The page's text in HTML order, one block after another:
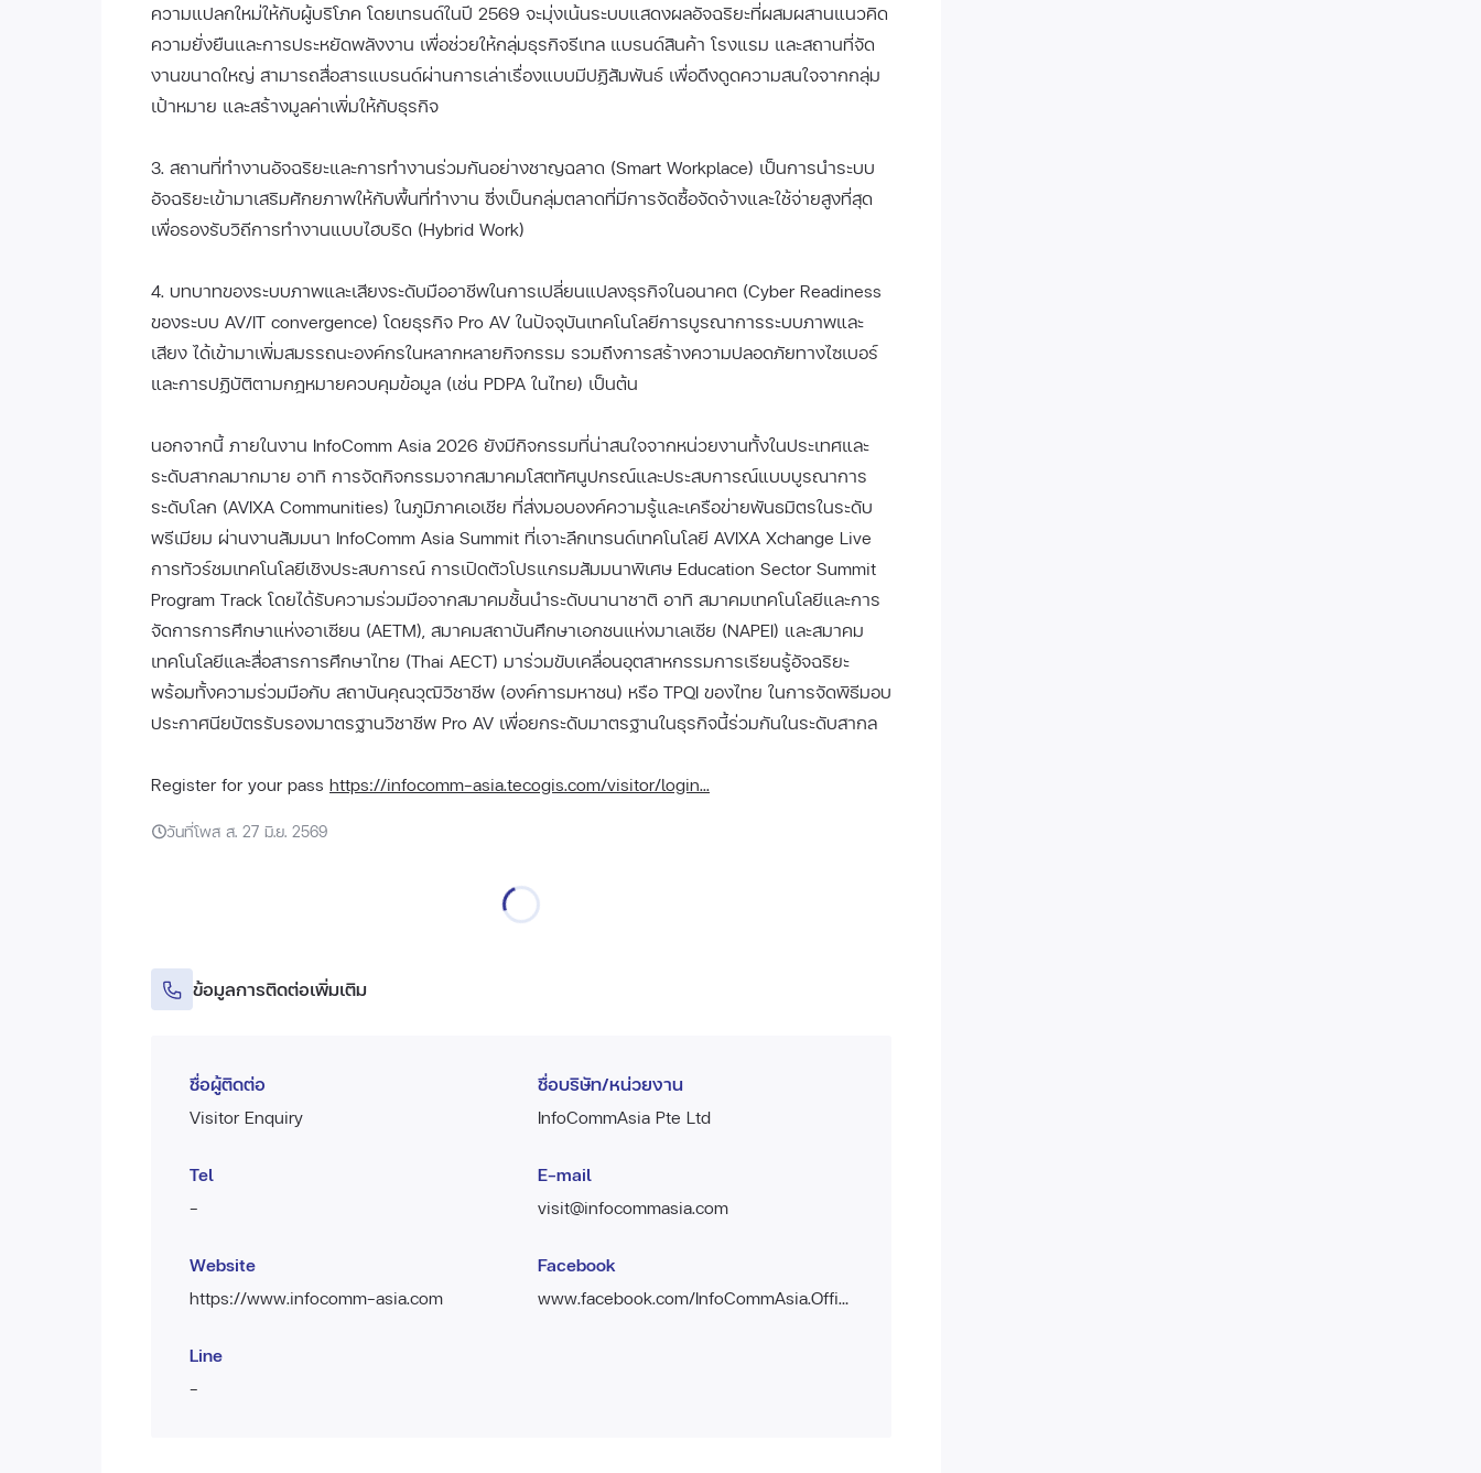
ความแปลกใหม่ให้กับผู้บริโภค โดยเทรนด์ในปี 2569 จะมุ่งเน้นระบบแสดงผลอัจฉริยะที่ผสมผสานแนวคิด
ความยั่งยืนและการประหยัดพลังงาน เพื่อช่วยให้กลุ่มธุรกิจรีเทล แบรนด์สินค้า โรงแรม และสถานที่จัด
งานขนาดใหญ่ สามารถสื่อสารแบรนด์ผ่านการเล่าเรื่องแบบมีปฏิสัมพันธ์ เพื่อดึงดูดความสนใจจากกลุ่ม
เป้าหมาย และสร้างมูลค่าเพิ่มให้กับธุรกิจ
3. สถานที่ทำงานอัจฉริยะและการทำงานร่วมกันอย่างชาญฉลาด (Smart Workplace) เป็นการนำระบบ
อัจฉริยะเข้ามาเสริมศักยภาพให้กับพื้นที่ทำงาน ซึ่งเป็นกลุ่มตลาดที่มีการจัดซื้อจัดจ้างและใช้จ่ายสูงที่สุด
เพื่อรองรับวิถีการทำงานแบบไฮบริด (Hybrid Work)
4. บทบาทของระบบภาพและเสียงระดับมืออาชีพในการเปลี่ยนแปลงธุรกิจในอนาคต (Cyber Readiness
ของระบบ AV/IT convergence) โดยธุรกิจ Pro AV ในปัจจุบันเทคโนโลยีการบูรณาการระบบภาพและ
เสียง ได้เข้ามาเพิ่มสมรรถนะองค์กรในหลากหลายกิจกรรม รวมถึงการสร้างความปลอดภัยทางไซเบอร์
และการปฏิบัติตามกฎหมายควบคุมข้อมูล (เช่น PDPA ในไทย) เป็นต้น
นอกจากนี้ ภายในงาน InfoComm Asia 2026 ยังมีกิจกรรมที่น่าสนใจจากหน่วยงานทั้งในประเทศและ
ระดับสากลมากมาย อาทิ การจัดกิจกรรมจากสมาคมโสตทัศนูปกรณ์และประสบการณ์แบบบูรณาการ
ระดับโลก (AVIXA Communities) ในภูมิภาคเอเชีย ที่ส่งมอบองค์ความรู้และเครือข่ายพันธมิตรในระดับ
พรีเมียม ผ่านงานสัมมนา InfoComm Asia Summit ที่เจาะลึกเทรนด์เทคโนโลยี AVIXA Xchange Live
การทัวร์ชมเทคโนโลยีเชิงประสบการณ์ การเปิดตัวโปรแกรมสัมมนาพิเศษ Education Sector Summit
Program Track โดยได้รับความร่วมมือจากสมาคมชั้นนำระดับนานาชาติ อาทิ สมาคมเทคโนโลยีและการ
จัดการการศึกษาแห่งอาเซียน (AETM), สมาคมสถาบันศึกษาเอกชนแห่งมาเลเซีย (NAPEI) และสมาคม
เทคโนโลยีและสื่อสารการศึกษาไทย (Thai AECT) มาร่วมขับเคลื่อนอุตสาหกรรมการเรียนรู้อัจฉริยะ
พร้อมทั้งความร่วมมือกับ สถาบันคุณวุฒิวิชาชีพ (องค์การมหาชน) หรือ TPQI ของไทย ในการจัดพิธีมอบ
ประกาศนียบัตรรับรองมาตรฐานวิชาชีพ Pro AV เพื่อยกระดับมาตรฐานในธุรกิจนี้ร่วมกันในระดับสากล
Register for your pass https://infocomm-asia.tecogis.com/visitor/login...
วันที่โพส ส. 27 มิ.ย. 2569
ข้อมูลการติดต่อเพิ่มเติม
ชื่อผู้ติดต่อ
Visitor Enquiry
ชื่อบริษัท/หน่วยงาน
InfoCommAsia Pte Ltd
Tel
-
E-mail
visit@infocommasia.com
Website
https://www.infocomm-asia.com
Facebook
www.facebook.com/InfoCommAsia.Official
Line
-